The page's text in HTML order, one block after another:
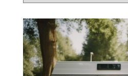
c
i
v
e
s